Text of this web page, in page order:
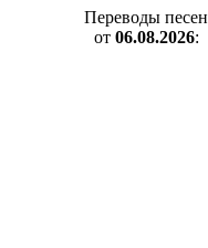
Переводы песен
от 06.08.2026: